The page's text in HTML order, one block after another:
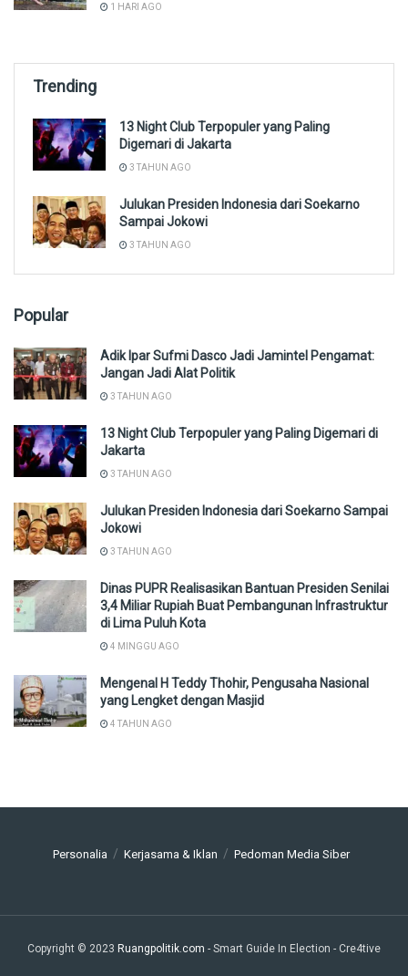
1 HARI AGO
Trending
13 Night Club Terpopuler yang Paling
Digemari di Jakarta
3 TAHUN AGO
Julukan Presiden Indonesia dari Soekarno
Sampai Jokowi
3 TAHUN AGO
Popular
Adik Ipar Sufmi Dasco Jadi Jamintel Pengamat:
Jangan Jadi Alat Politik
3 TAHUN AGO
13 Night Club Terpopuler yang Paling Digemari di
Jakarta
3 TAHUN AGO
Julukan Presiden Indonesia dari Soekarno Sampai
Jokowi
3 TAHUN AGO
Dinas PUPR Realisasikan Bantuan Presiden Senilai
3,4 Miliar Rupiah Buat Pembangunan Infrastruktur
di Lima Puluh Kota
4 MINGGU AGO
Mengenal H Teddy Thohir, Pengusaha Nasional
yang Lengket dengan Masjid
4 TAHUN AGO
Personalia Kerjasama & Iklan Pedoman Media Siber
Copyright © 2023 Ruangpolitik.com - Smart Guide In Election - Cre4tive